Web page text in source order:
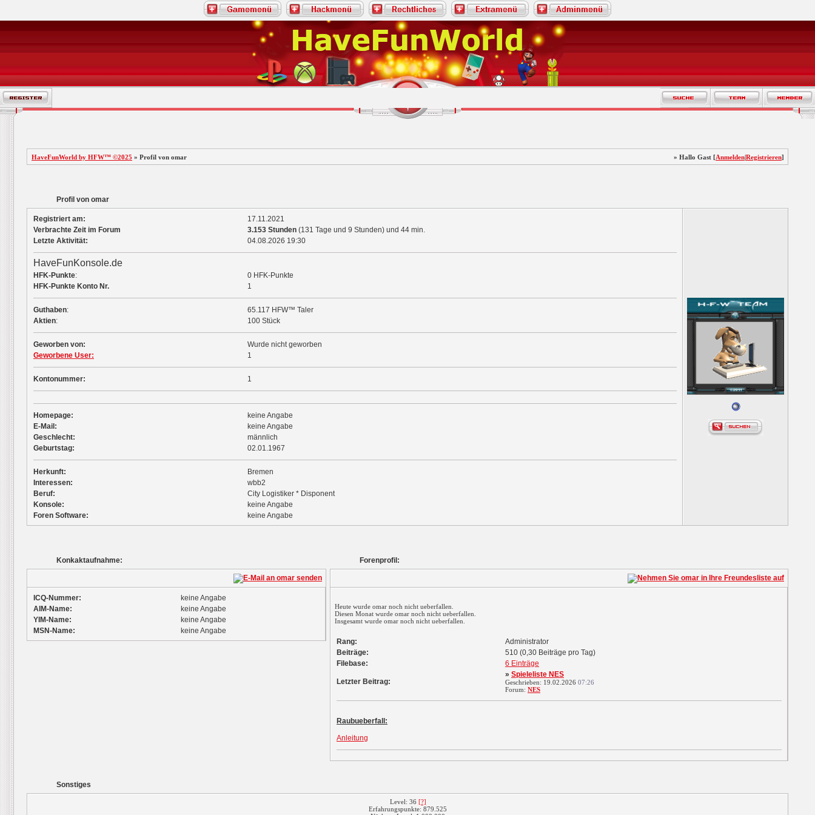
HaveFunWorld by HFW™ ©2025 » Profil von omar » Hallo Gast [Anmelden|Registrieren]
Profil von omar
Registriert am:
17.11.2021
Verbrachte Zeit im Forum
3.153 Stunden (131 Tage und 9 Stunden) und 44 min.
Letzte Aktivität:
04.08.2026 19:30
HaveFunKonsole.de
HFK-Punkte:
0 HFK-Punkte
HFK-Punkte Konto Nr.
1
Guthaben:
65.117 HFW™ Taler
Aktien: 100 Stück
Geworben von:
Wurde nicht geworben
Geworbene User:
1
Kontonummer: 1
Homepage:
keine Angabe
E-Mail:
keine Angabe
Geschlecht:
männlich
Geburtstag:
02.01.1967
Herkunft:
Bremen
Interessen:
wbb2
Beruf:
City Logistiker * Disponent
Konsole:
keine Angabe
Foren Software:
keine Angabe
Konkaktaufnahme:
ICQ-Nummer:
keine Angabe
AIM-Name:
keine Angabe
YIM-Name:
keine Angabe
MSN-Name:
keine Angabe
Forenprofil:
Heute wurde omar noch nicht ueberfallen.
Diesen Monat wurde omar noch nicht ueberfallen.
Insgesamt wurde omar noch nicht ueberfallen.
Rang:
Administrator
Beiträge:
510 (0,30 Beiträge pro Tag)
Filebase:
6 Einträge
Letzter Beitrag:
» Spieleliste NES
Geschrieben: 19.02.2026 07:26
Forum: NES
Raubueberfall:
Anleitung
Sonstiges
Level: 36 [?]
Erfahrungspunkte: 879.525